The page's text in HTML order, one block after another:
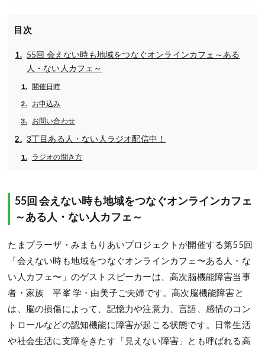
目次
55回 会えない時も地域をつなぐオンラインカフェ～ある
人・ない人カフェ～
開催日時
お申込み
お問い合わせ
3丁目ある人・ない人ラジオ配信中！
ラジオの聞き方
55回 会えない時も地域をつなぐオンラインカフェ
～ある人・ない人カフェ～
たまプラーザ・みまもりあいプロジェクトが開催する第55回
「会えない時も地域をつなぐオンラインカフェ〜ある人・な
い人カフェ〜」のゲストスピーカーは、高次脳機能障害当事
者・家族 平峯 学・由美子ご夫婦です。高次脳機能障害と
は、脳の損傷によって、記憶力や注意力、言語、感情のコン
トロールなどの認知機能に障害が起こる状態です。日常生活
や社会生活に支障をきたす「見えない障害」とも呼ばれる高